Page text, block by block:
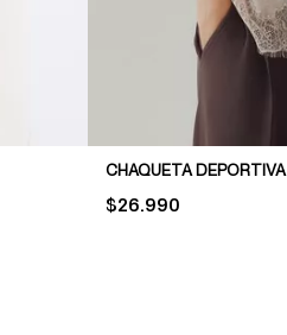
CHAQUETA DEPORTIVA
PRICE:
$26.990